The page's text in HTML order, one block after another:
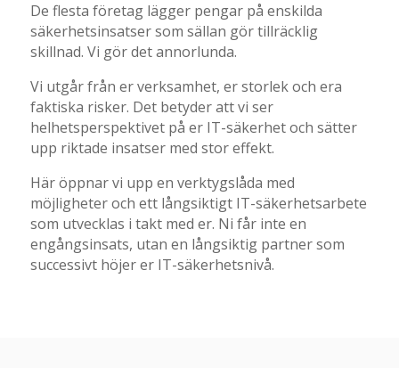
De flesta företag lägger pengar på enskilda
säkerhetsinsatser som sällan gör tillräcklig
skillnad. Vi gör det annorlunda.
Vi utgår från er verksamhet, er storlek och era
faktiska risker. Det betyder att vi ser
helhetsperspektivet på er IT-säkerhet och sätter
upp riktade insatser med stor effekt.
Här öppnar vi upp en verktygslåda med
möjligheter och ett långsiktigt IT-säkerhetsarbete
som utvecklas i takt med er. Ni får inte en
engångsinsats, utan en långsiktig partner som
successivt höjer er IT-säkerhetsnivå.